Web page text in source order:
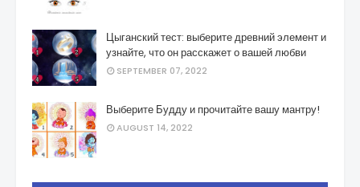
Цыганский тест: выберите древний элемент и
узнайте, что он расскажет о вашей любви
SEPTEMBER 07, 2022
Выберите Будду и прочитайте вашу мантру!
AUGUST 14, 2022